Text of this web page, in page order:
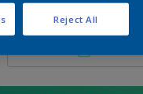
Calculadora de pintura
Reject All